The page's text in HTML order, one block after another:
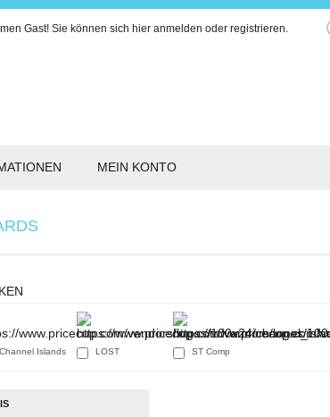
Gast! Sie können sich hier anmelden oder registrieren.
MEIN KONTO
Channel Islands LOST ST Comp